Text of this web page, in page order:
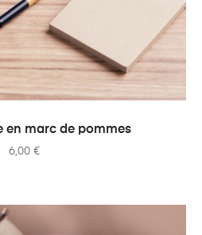
AU PANIER
en marc de pommes
6,00 €